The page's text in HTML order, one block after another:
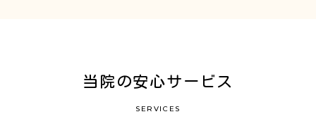
当院の安心サービス
SERVICES